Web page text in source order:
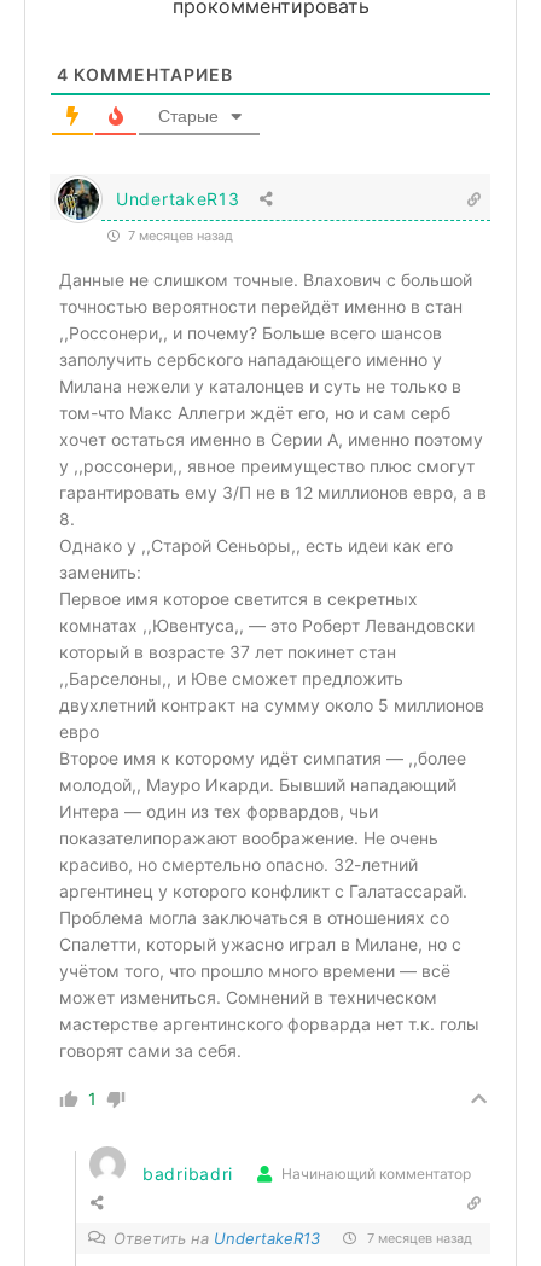
прокомментировать
4 КОММЕНТАРИЕВ
Старые
UndertakeR13
7 месяцев назад
Данные не слишком точные. Влахович с большой
точностью вероятности перейдёт именно в стан
,,Россонери,, и почему? Больше всего шансов
заполучить сербского нападающего именно у
Милана нежели у каталонцев и суть не только в
том-что Макс Аллегри ждёт его, но и сам серб
хочет остаться именно в Серии А, именно поэтому
у ,,россонери,, явное преимущество плюс смогут
гарантировать ему З/П не в 12 миллионов евро, а в
8.
Однако у ,,Старой Сеньоры,, есть идеи как его
заменить:
Первое имя которое светится в секретных
комнатах ,,Ювентуса,, — это Роберт Левандовски
который в возрасте 37 лет покинет стан
,,Барселоны,, и Юве сможет предложить
двухлетний контракт на сумму около 5 миллионов
евро
Второе имя к которому идёт симпатия — ,,более
молодой,, Мауро Икарди. Бывший нападающий
Интера — один из тех форвардов, чьи
показателипоражают воображение. Не очень
красиво, но смертельно опасно. 32-летний
аргентинец у которого конфликт с Галатассарай.
Проблема могла заключаться в отношениях со
Спалетти, который ужасно играл в Милане, но с
учётом того, что прошло много времени — всё
может измениться. Сомнений в техническом
мастерстве аргентинского форварда нет т.к. голы
говорят сами за себя.
1
badribadri Начинающий комментатор
Ответить на UndertakeR13 7 месяцев назад